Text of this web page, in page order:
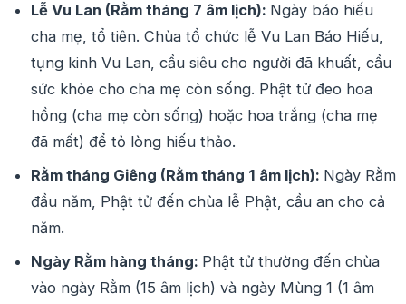
Lễ Vu Lan (Rằm tháng 7 âm lịch): Ngày báo hiếu
cha mẹ, tổ tiên. Chùa tổ chức lễ Vu Lan Báo Hiếu,
tụng kinh Vu Lan, cầu siêu cho người đã khuất, cầu
sức khỏe cho cha mẹ còn sống. Phật tử đeo hoa
hồng (cha mẹ còn sống) hoặc hoa trắng (cha mẹ
đã mất) để tỏ lòng hiếu thảo.
Rằm tháng Giêng (Rằm tháng 1 âm lịch): Ngày Rằm
đầu năm, Phật tử đến chùa lễ Phật, cầu an cho cả
năm.
Ngày Rằm hàng tháng: Phật tử thường đến chùa
vào ngày Rằm (15 âm lịch) và ngày Mùng 1 (1 âm